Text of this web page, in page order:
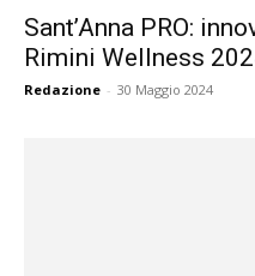
Sant’Anna PRO:
Rimini Wellness
Redazione - 30 Maggio 2024